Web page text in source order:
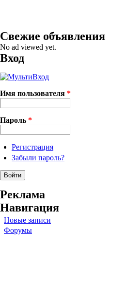
Свежие объявления
No ad viewed yet.
Вход
Имя пользователя *
Пароль *
Регистрация
Забыли пароль?
Реклама
Навигация
Новые записи
Форумы